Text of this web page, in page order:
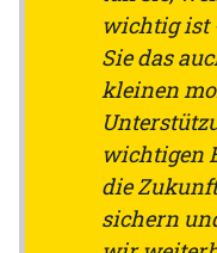
wichtig ist
Sie das
kleinen
wichtigen
die
sichern